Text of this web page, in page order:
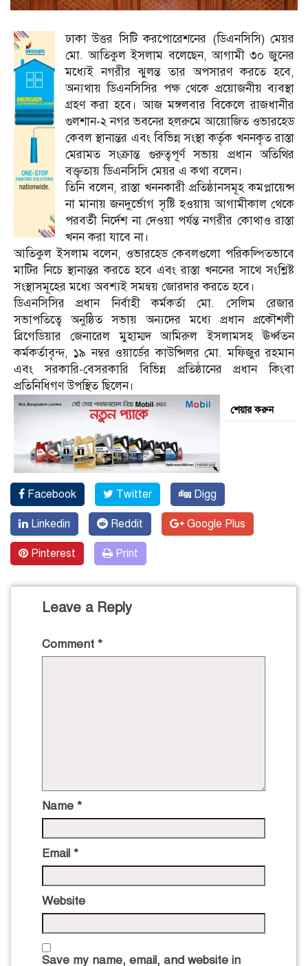
ঢাকা উত্তর সিটি করপোরেশনের (ডিএনসিসি) মেয়র
মো. আতিকুল ইসলাম বলেছেন, আগামী ৩০ জুনের
মধ্যেই নগরীর ঝুলন্ত তার অপসারণ করতে হবে,
অন্যথায় ডিএনসিসির পক্ষ থেকে প্রয়োজনীয় ব্যবস্থা
গ্রহণ করা হবে। আজ মঙ্গলবার বিকেলে রাজধানীর
গুলশান-২ নগর ভবনের হলরুমে আয়োজিত ওভারহেড
কেবল স্থানান্তর এবং বিভিন্ন সংস্থা কর্তৃক খননকৃত রাস্তা
মেরামত সংক্রান্ত গুরুত্বপূর্ণ সভায় প্রধান অতিথির
বক্তৃতায় ডিএনসিসি মেয়র এ কথা বলেন।
তিনি বলেন, রাস্তা খননকারী প্রতিষ্ঠানসমূহ কমপ্লায়েন্স
না মানায় জনদুর্ভোগ সৃষ্টি হওয়ায় আগামীকাল থেকে
পরবর্তী নির্দেশ না দেওয়া পর্যন্ত নগরীর কোথাও রাস্তা
খনন করা যাবে না।
আতিকুল ইসলাম বলেন, ওভারহেড কেবলগুলো পরিকল্পিতভাবে
মাটির নিচে স্থানান্তর করতে হবে এবং রাস্তা খননের সাথে সংশ্লিষ্ট
সংস্থাসমূহের মধ্যে অবশ্যই সমন্বয় জোরদার করতে হবে।
ডিএনসিসির প্রধান নির্বাহী কর্মকর্তা মো. সেলিম রেজার
সভাপতিত্বে অনুষ্ঠিত সভায় অন্যদের মধ্যে প্রধান প্রকৌশলী
ব্রিগেডিয়ার জেনারেল মুহাম্মদ আমিরুল ইসলামসহ ঊর্ধ্বতন
কর্মকর্তাবৃন্দ, ১৯ নম্বর ওয়ার্ডের কাউন্সিলর মো. মফিজুর রহমান
এবং সরকারি-বেসরকারি বিভিন্ন প্রতিষ্ঠানের প্রধান কিংবা
প্রতিনিধিগণ উপস্থিত ছিলেন।
শেয়ার করুন
Facebook Twitter Digg
Linkedin Reddit Google Plus
Pinterest Print
Leave a Reply
Comment *
Name *
Email *
Website
Save my name, email, and website in